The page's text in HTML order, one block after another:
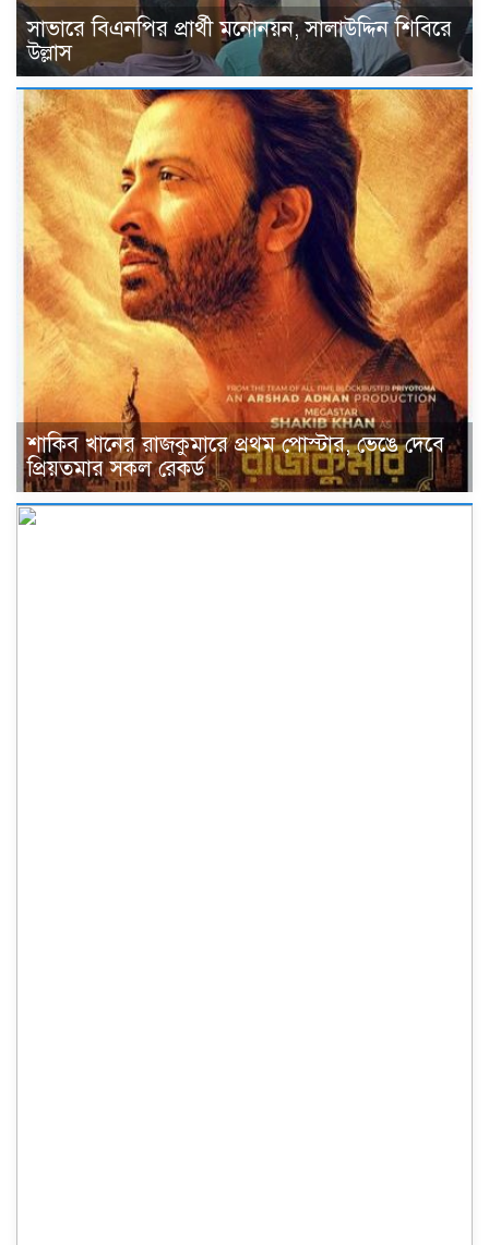
সাভারে বিএনপির প্রার্থী মনোনয়ন, সালাউদ্দিন শিবিরে
উল্লাস
শাকিব খানের রাজকুমারে প্রথম পোস্টার, ভেঙে দেবে
প্রিয়তমার সকল রেকর্ড